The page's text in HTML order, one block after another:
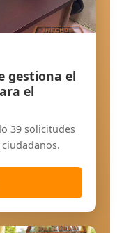
gestiona el
el
39 solicitudes